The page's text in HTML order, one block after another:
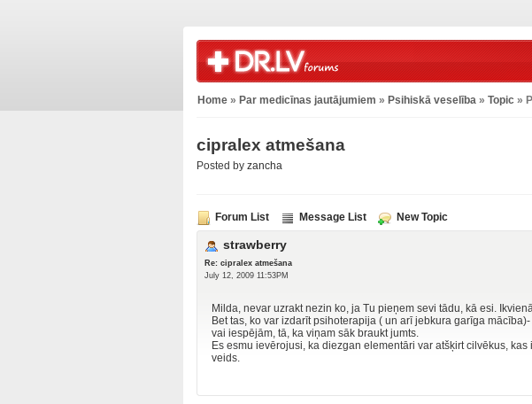
Home » Par medicīnas jautājumiem » Psihiskā veselība » Topic »
cipralex atmešana
Posted by zancha
Forum List Message List New Topic
strawberry
Re: cipralex atmešana
July 12, 2009 11:53PM
Milda, nevar uzrakt nezin ko, ja Tu pieņem sevi tādu, kā esi.
Bet tas, ko var izdarīt psihoterapija ( un arī jebkura garīga
vai iespējām, tā, ka viņam sāk braukt jumts.
Es esmu ievērojusi, ka diezgan elementāri var atšķirt cilvēkus,
veids.